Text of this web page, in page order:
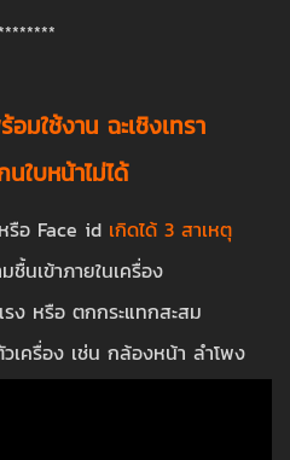
มใช้งาน ฉะเชิงเทรา
ใบหน้าไม่ได้
รือ Face id เกิดได้ 3 สาเหตุ
ชื้นเข้าภายในเครื่อง
ง หรือ ตกกระแทกสะสม
เครื่อง เช่น กล้องหน้า ลำโพง